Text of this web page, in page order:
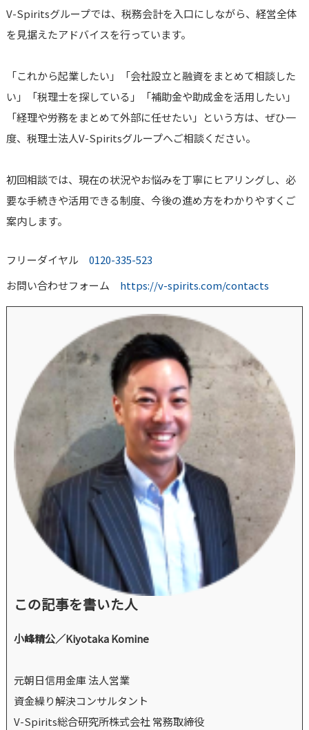
V-Spiritsグループでは、税務会計を入口にしながら、経営全体
を見据えたアドバイスを行っています。
「これから起業したい」「会社設立と融資をまとめて相談した
い」「税理士を探している」「補助金や助成金を活用したい」
「経理や労務をまとめて外部に任せたい」という方は、ぜひ一
度、税理士法人V-Spiritsグループへご相談ください。
初回相談では、現在の状況やお悩みを丁寧にヒアリングし、必
要な手続きや活用できる制度、今後の進め方をわかりやすくご
案内します。
フリーダイヤル 0120-335-523
お問い合わせフォーム https://v-spirits.com/contacts
この記事を書いた人
小峰精公／Kiyotaka Komine
元朝日信用金庫 法人営業
資金繰り解決コンサルタント
V-Spirits総合研究所株式会社 常務取締役